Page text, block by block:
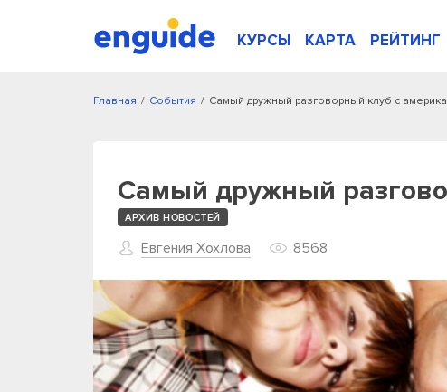
КУРСЫ КАРТА РЕЙТИНГ
/
Главная /
События Самый дружный разговорный клуб с
Самый дружный
АРХИВ НОВОСТЕЙ
Евгения Хохлова 8568